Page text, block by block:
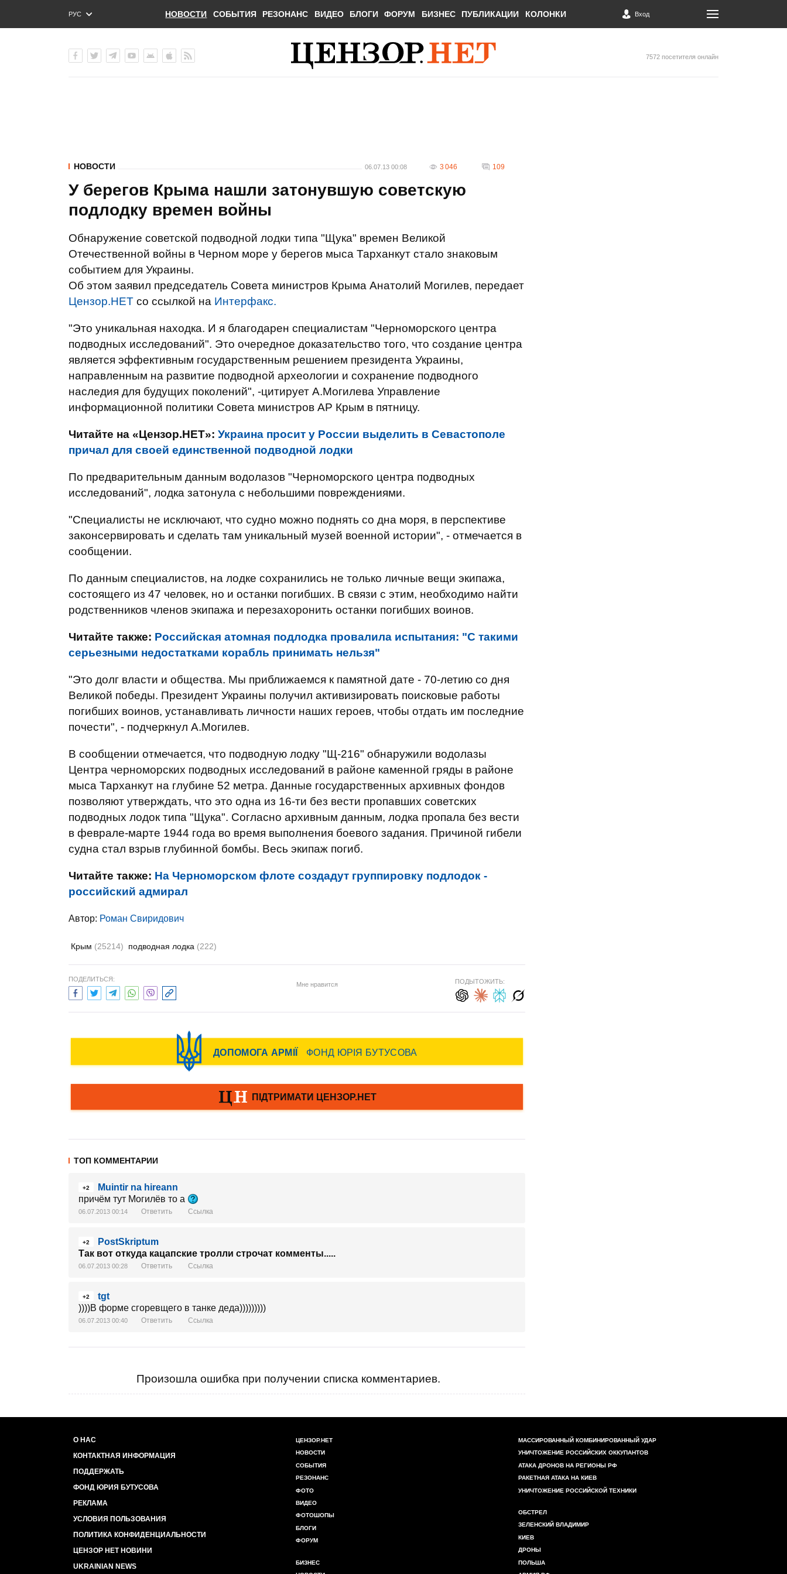
РУС
ENG
НОВОСТИ СОБЫТИЯ РЕЗОНАНС ВИДЕО БЛОГИ ФОРУМ БИЗНЕС ПУБЛИКАЦИИ КОЛОНКИ Вход
7572 посетителя онлайн
НОВОСТИ 06.07.13 00:08 3 046 109
У берегов Крыма нашли затонувшую советскую
подлодку времен войны
Обнаружение советской подводной лодки типа "Щука" времен Великой
Отечественной войны в Черном море у берегов мыса Тарханкут стало знаковым
событием для Украины.
Об этом заявил председатель Совета министров Крыма Анатолий Могилев, передает
Цензор.НЕТ со ссылкой на Интерфакс.
"Это уникальная находка. И я благодарен специалистам "Черноморского центра
подводных исследований". Это очередное доказательство того, что создание центра
является эффективным государственным решением президента Украины,
направленным на развитие подводной археологии и сохранение подводного
наследия для будущих поколений", -цитирует А.Могилева Управление
информационной политики Совета министров АР Крым в пятницу.
Читайте на «Цензор.НЕТ»: Украина просит у России выделить в Севастополе
причал для своей единственной подводной лодки
По предварительным данным водолазов "Черноморского центра подводных
исследований", лодка затонула с небольшими повреждениями.
"Специалисты не исключают, что судно можно поднять со дна моря, в перспективе
законсервировать и сделать там уникальный музей военной истории", - отмечается в
сообщении.
По данным специалистов, на лодке сохранились не только личные вещи экипажа,
состоящего из 47 человек, но и останки погибших. В связи с этим, необходимо найти
родственников членов экипажа и перезахоронить останки погибших воинов.
Читайте также: Российская атомная подлодка провалила испытания: "С такими
серьезными недостатками корабль принимать нельзя"
"Это долг власти и общества. Мы приближаемся к памятной дате - 70-летию со дня
Великой победы. Президент Украины получил активизировать поисковые работы
погибших воинов, устанавливать личности наших героев, чтобы отдать им последние
почести", - подчеркнул А.Могилев.
В сообщении отмечается, что подводную лодку "Щ-216" обнаружили водолазы
Центра черноморских подводных исследований в районе каменной гряды в районе
мыса Тарханкут на глубине 52 метра. Данные государственных архивных фондов
позволяют утверждать, что это одна из 16-ти без вести пропавших советских
подводных лодок типа "Щука". Согласно архивным данным, лодка пропала без вести
в феврале-марте 1944 года во время выполнения боевого задания. Причиной гибели
судна стал взрыв глубинной бомбы. Весь экипаж погиб.
Читайте также: На Черноморском флоте создадут группировку подлодок -
российский адмирал
Автор: Роман Свиридович
Крым (25214) подводная лодка (222)
ПОДЕЛИТЬСЯ:
Мне нравится ПОДЫТОЖИТЬ:
ТОП КОММЕНТАРИИ
+2
Muintir na hireann
причём тут Могилёв то а
06.07.2013 00:14 Ответить Ссылка
+2
PostSkriptum
Так вот откуда кацапские тролли строчат комменты.....
06.07.2013 00:28 Ответить Ссылка
+2
tgt
))))В форме сгоревщего в танке деда)))))))))
06.07.2013 00:40 Ответить Ссылка
Произошла ошибка при получении списка комментариев.
О НАС
КОНТАКТНАЯ ИНФОРМАЦИЯ
ПОДДЕРЖАТЬ
ФОНД ЮРИЯ БУТУСОВА
РЕКЛАМА
УСЛОВИЯ ПОЛЬЗОВАНИЯ
ПОЛИТИКА КОНФИДЕНЦИАЛЬНОСТИ
ЦЕНЗОР НЕТ НОВИНИ
UKRAINIAN NEWS
ЦЕНЗОР.НЕТ
НОВОСТИ
СОБЫТИЯ
РЕЗОНАНС
ФОТО
ВИДЕО
ФОТОШОПЫ
БЛОГИ
ФОРУМ
БИЗНЕС
МАССИРОВАННЫЙ КОМБИНИРОВАННЫЙ УДАР
УНИЧТОЖЕНИЕ РОССИЙСКИХ ОККУПАНТОВ
АТАКА ДРОНОВ НА РЕГИОНЫ РФ
РАКЕТНАЯ АТАКА НА КИЕВ
УНИЧТОЖЕНИЕ РОССИЙСКОЙ ТЕХНИКИ
ОБСТРЕЛ
ЗЕЛЕНСКИЙ ВЛАДИМИР
КИЕВ
ДРОНЫ
ПОЛЬША